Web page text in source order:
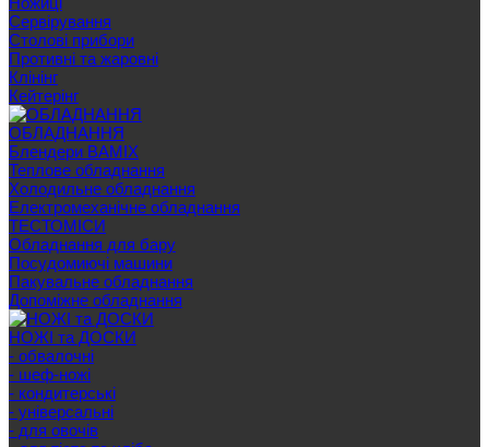
Сервірування
Cтолові прибори
Противні та жаровні
Клінінг
Кейтерінг
ОБЛАДНАННЯ
Блендери BAMIX
Теплове обладнання
Холодильне обладнання
Електромеханічне обладнання
ТЕСТОМІСИ
Обладнання для бару
Посудомиючі машини
Пакувальне обладнання
Допоміжне обладнання
НОЖІ та ДОСКИ
- обвалочні
- шеф-ножі
- кондитерські
- універсальні
- для овочів